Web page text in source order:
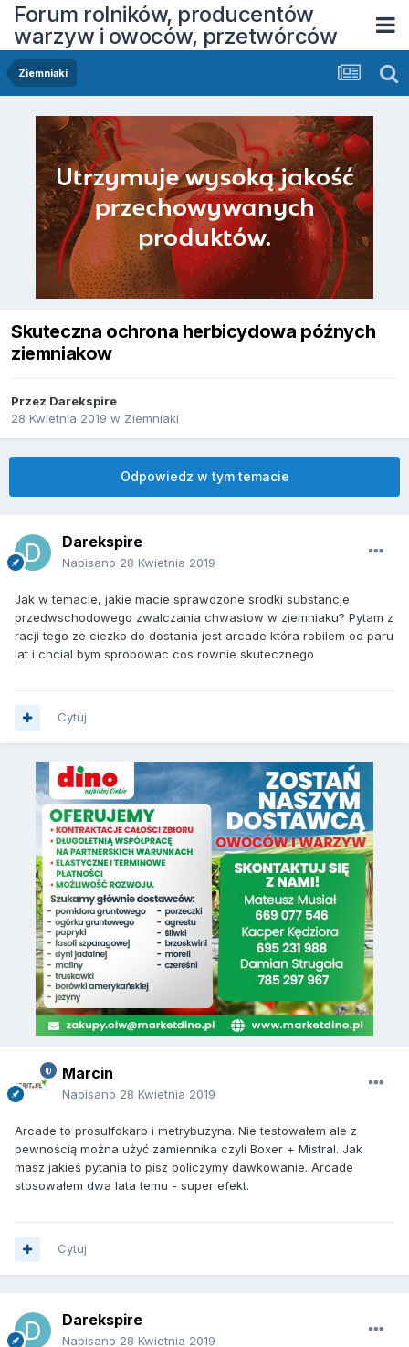
Forum rolników, producentów
warzyw i owoców, przetwórców
Ziemniaki
Skuteczna ochrona herbicydowa późnych
ziemniakow
Przez Darekspire
28 Kwietnia 2019 w Ziemniaki
Odpowiedz w tym temacie
Darekspire
Napisano 28 Kwietnia 2019
Jak w temacie, jakie macie sprawdzone srodki substancje
przedwschodowego zwalczania chwastow w ziemniaku? Pytam z
racji tego ze ciezko do dostania jest arcade która robilem od paru
lat i chcial bym sprobowac cos rownie skutecznego
Cytuj
Marcin
Napisano 28 Kwietnia 2019
Arcade to prosulfokarb i metrybuzyna. Nie testowałem ale z
pewnością można użyć zamiennika czyli Boxer + Mistral. Jak
masz jakieś pytania to pisz policzymy dawkowanie. Arcade
stosowałem dwa lata temu - super efekt.
Cytuj
Darekspire
Napisano 28 Kwietnia 2019